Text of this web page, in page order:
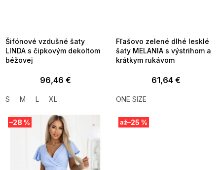
Šifónové vzdušné šaty
LINDA s čipkovým dekoltom
béžovej
96,46 €
S M L XL
Fľašovo zelené dlhé lesklé
šaty MELANIA s výstrihom a
krátkym rukávom
61,64 €
ONE SIZE
–28 % až–25 %